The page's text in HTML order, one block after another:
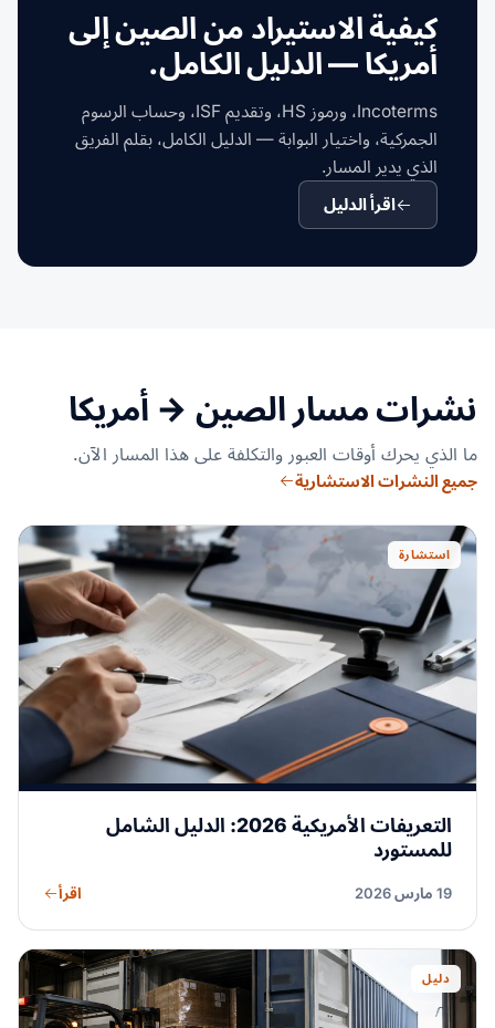
كيفية الاستيراد من الصين إلى
أمريكا — الدليل الكامل.
Incoterms، ورموز HS، وتقديم ISF، وحساب الرسوم
الجمركية، واختيار البوابة — الدليل الكامل، بقلم الفريق
الذي يدير المسار.
اقرأ الدليل
نشرات مسار الصين → أمريكا
ما الذي يحرك أوقات العبور والتكلفة على هذا المسار الآن.
جميع النشرات الاستشارية
استشارة
التعريفات الأمريكية 2026: الدليل الشامل
للمستورد
19 مارس 2026 اقرأ
دليل